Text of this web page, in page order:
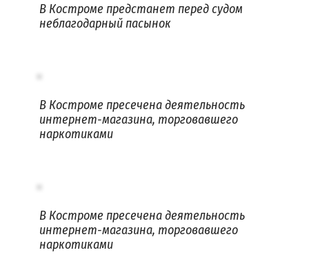
В Костроме предстанет перед судом
неблагодарный пасынок
В Костроме пресечена деятельность
интернет-магазина, торговавшего
наркотиками
В Костроме пресечена деятельность
интернет-магазина, торговавшего
наркотиками